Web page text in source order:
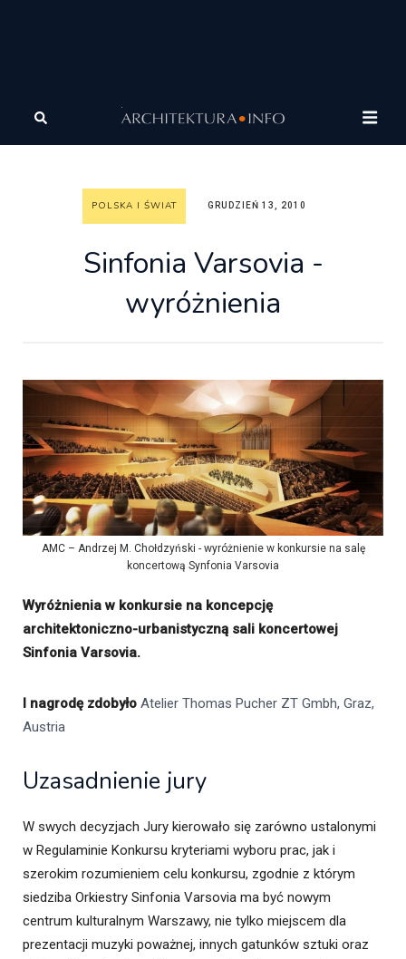
Architektura
Varsovia - wyróżnienia
POLSKA I ŚWIAT GRUDZIEŃ 13, 2010
Sinfonia Varsovia -
wyróżnienia
AMC – Andrzej M. Chołdzyński - wyróżnienie w konkursie na salę
koncertową Synfonia Varsovia
Wyróżnienia w konkursie na koncepcję
architektoniczno-urbanistyczną sali koncertowej
Sinfonia Varsovia.
I nagrodę zdobyło Atelier Thomas Pucher ZT Gmbh, Graz,
Austria
Uzasadnienie jury
W swych decyzjach Jury kierowało się zarówno ustalonymi
w Regulaminie Konkursu kryteriami wyboru prac, jak i
szerokim rozumieniem celu konkursu, zgodnie z którym
siedziba Orkiestry Sinfonia Varsovia ma być nowym
centrum kulturalnym Warszawy, nie tylko miejscem dla
prezentacji muzyki poważnej, innych gatunków sztuki oraz